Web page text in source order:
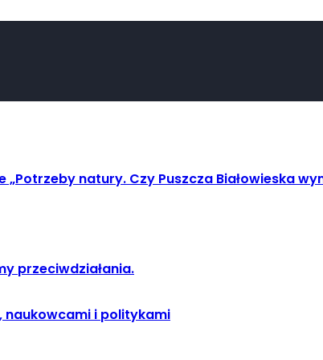
natury. Czy Puszcza Białowieska
przeciwdziałania.
naukowcami i politykami